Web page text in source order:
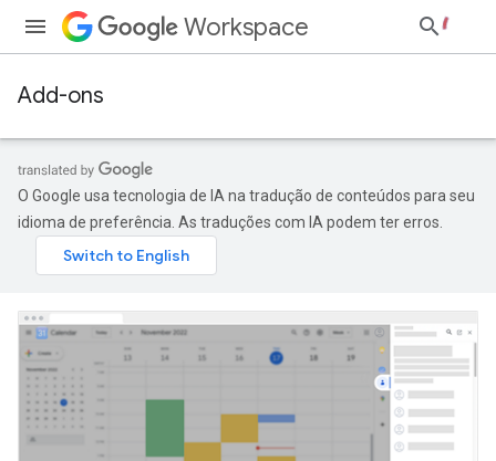
Workspace
Add-ons
O Google usa tecnologia de IA na tradução de conteúdos para seu
idioma de preferência. As traduções com IA podem ter erros.